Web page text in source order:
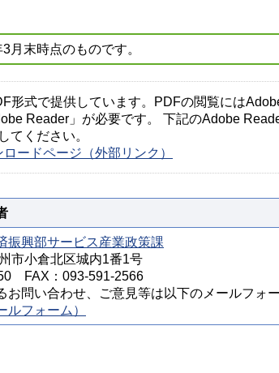
月末時点のものです。
形式で提供しています。PDFの閲覧には
Reader」が必要です。 下記のAdobe
てください。
ードページ（外部リンク）
振興部サービス産業政策課
市小倉北区城内1番1号
FAX：093-591-2566
お問い合わせ、ご意見等は以下のメールフォ
ルフォーム）